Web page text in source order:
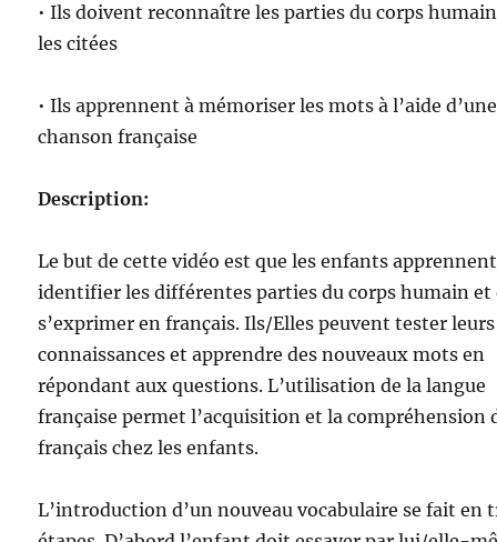
• Ils doivent reconnaître les parties du corps
les citées
• Ils apprennent à mémoriser les mots à l’aide d’une
chanson française
Description:
Le but de cette vidéo est que les enfants
identifier les différentes parties du corps humain et
s’exprimer en français. Ils/Elles peuvent tester leurs
connaissances et apprendre des nouveaux mots en
répondant aux questions. L’utilisation de la langue
française permet l’acquisition et la compréhension
français chez les enfants.
L’introduction d’un nouveau vocabulaire se fait en